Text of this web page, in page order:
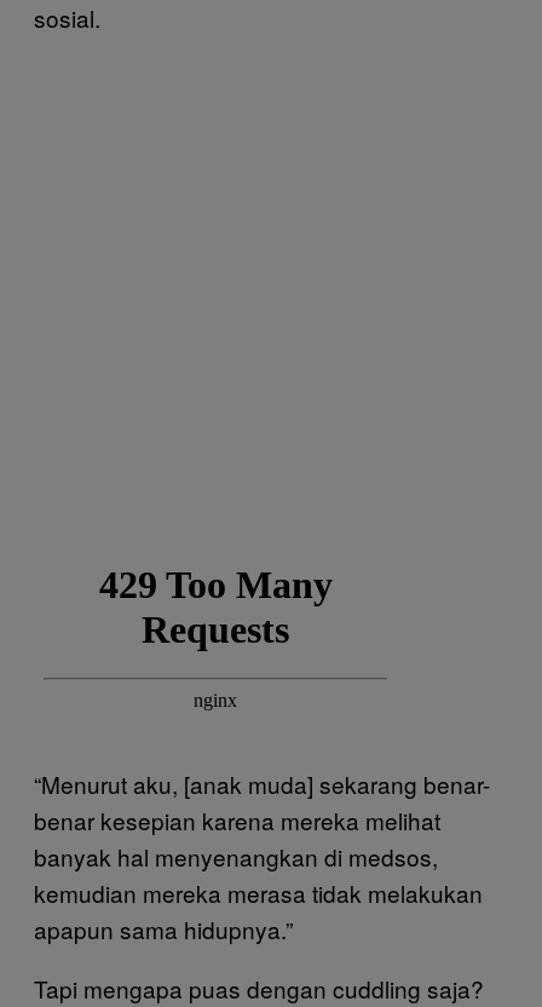
sosial.
“Menurut aku, [anak muda] sekarang benar-
benar kesepian karena mereka melihat
banyak hal menyenangkan di medsos,
kemudian mereka merasa tidak melakukan
apapun sama hidupnya.”
Tapi mengapa puas dengan cuddling saja?